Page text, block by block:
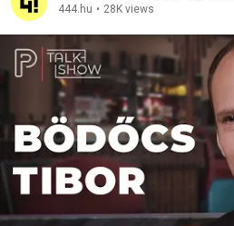
444.hu • 28K views